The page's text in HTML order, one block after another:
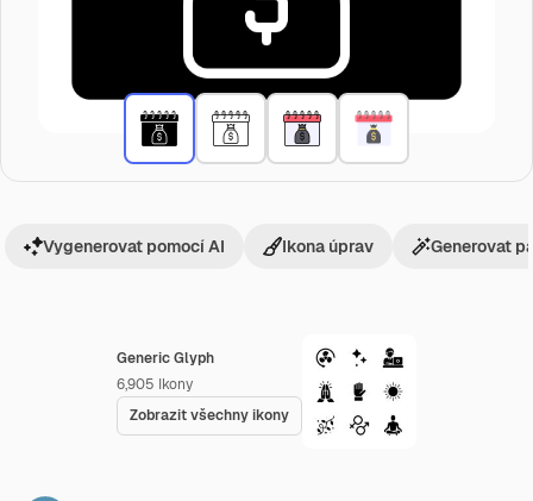
Generic Glyph
6,905 Ikony
Zobrazit všechny ikony
Vygenerovat pomocí AI Ikona úprav Generovat